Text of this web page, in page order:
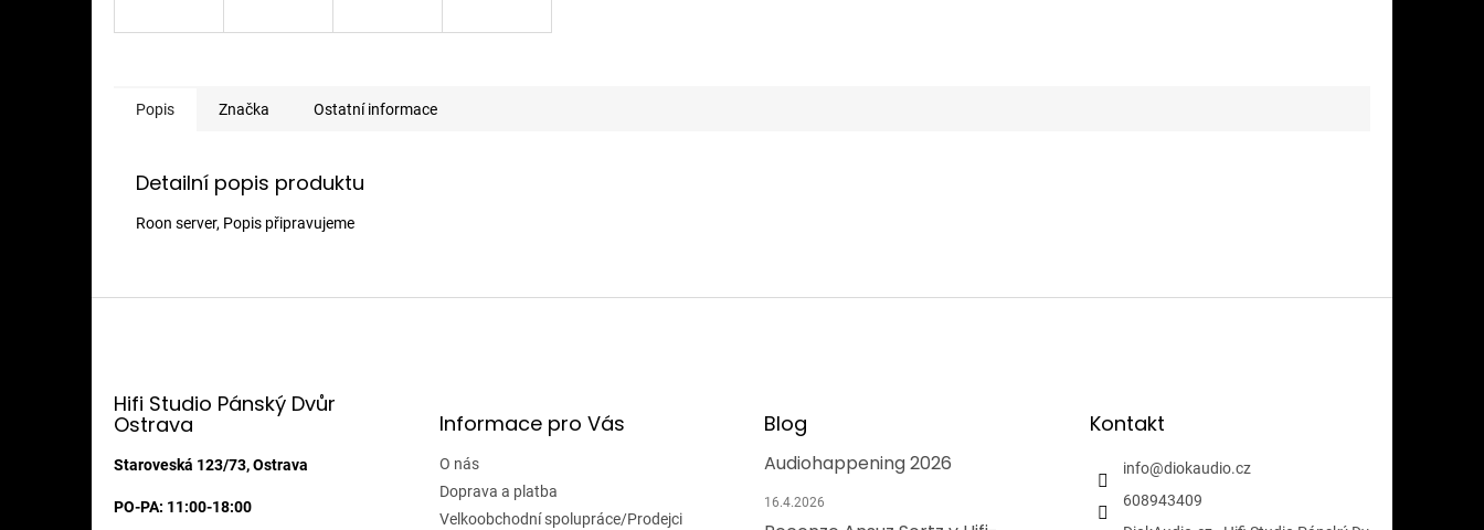
Popis Značka Ostatní informace
Detailní popis produktu
Roon server, Popis připravujeme
Hifi Studio Pánský Dvůr
Ostrava
Staroveská 123/73, Ostrava
PO-PA: 11:00-18:00
Informace pro Vás
O nás
Doprava a platba
Velkoobchodní spolupráce/Prodejci
Blog
Audiohappening 2026
16.4.2026
Kontakt
info@diokaudio.cz
608943409